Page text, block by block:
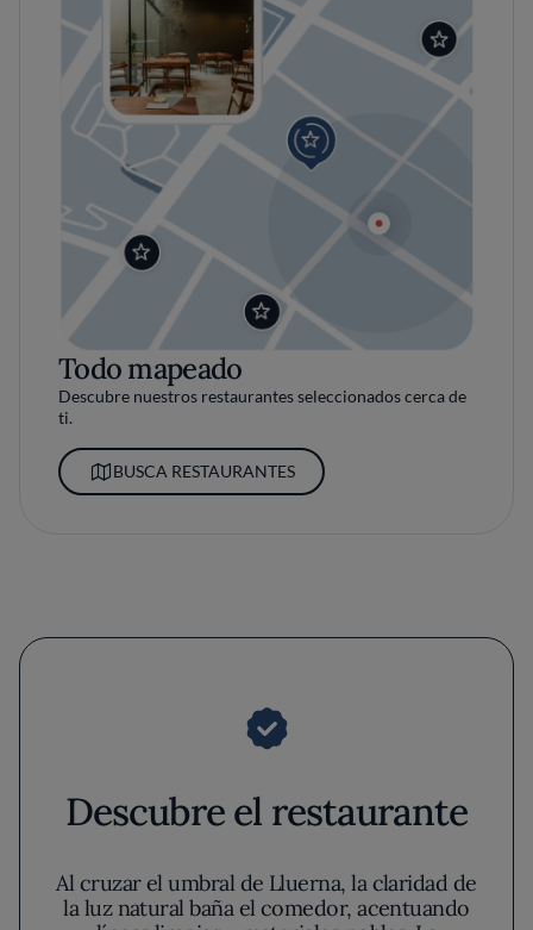
Todo mapeado
Descubre nuestros restaurantes seleccionados cerca de
ti.
BUSCA RESTAURANTES
Descubre el restaurante
Al cruzar el umbral de Lluerna, la claridad de
la luz natural baña el comedor, acentuando